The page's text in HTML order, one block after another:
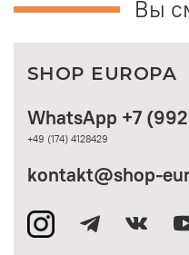
Вы
WhatsApp
+49 (174) 4128429
kontakt@shop-
SHOP EUROPA